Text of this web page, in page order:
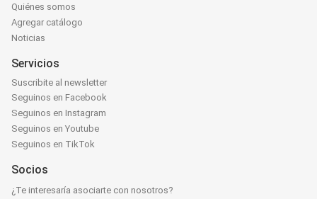
Quiénes somos
Agregar catálogo
Noticias
Servicios
Suscribite al newsletter
Seguinos en Facebook
Seguinos en Instagram
Seguinos en Youtube
Seguinos en TikTok
Socios
¿Te interesaría asociarte con nosotros?